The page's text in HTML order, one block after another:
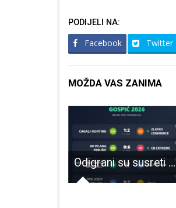
PODIJELI NA:
Facebook Twitter
MOŽDA VAS ZANIMA
Odigrani su susreti četvrtzavršnice Zimskog malonogometnog turnira Gospić 2026.!